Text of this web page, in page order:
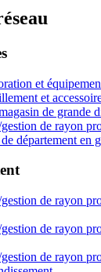
et
et
de grande
de rayon
département en
de rayon
de rayon
de rayon